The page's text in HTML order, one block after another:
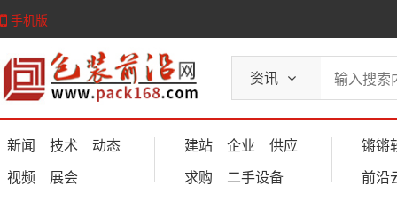
手机版
资讯
新闻 技术
动态
视频
展会
建站 企业
供应
求购
二手设备
锵锵
前沿